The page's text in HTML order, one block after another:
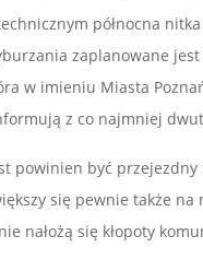
północna
zaplanowane
w imieniu Miasta
z co najmniej
powinien być
się pewnie także
nałożą się kłopoty